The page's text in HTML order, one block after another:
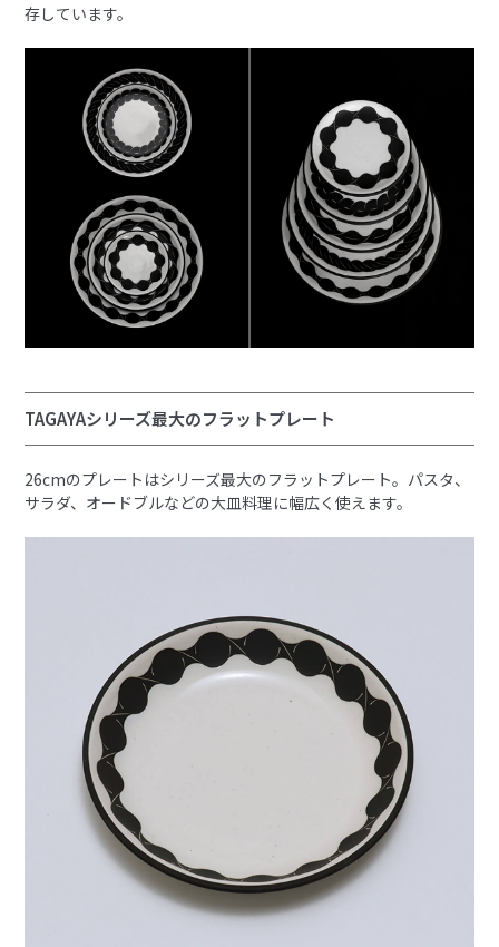
存しています。
TAGAYAシリーズ最大のフラットプレート
26cmのプレートはシリーズ最大のフラットプレート。パスタ、
サラダ、オードブルなどの大皿料理に幅広く使えます。